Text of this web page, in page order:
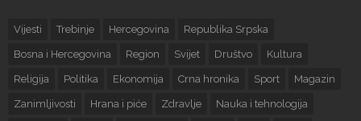
Vijesti Trebinje Hercegovina Republika Srpska
Bosna i Hercegovina Region Svijet Društvo Kultura
Religija Politika Ekonomija Crna hronika Sport Magazin
Zanimljivosti Hrana i piće Zdravlje Nauka i tehnologija